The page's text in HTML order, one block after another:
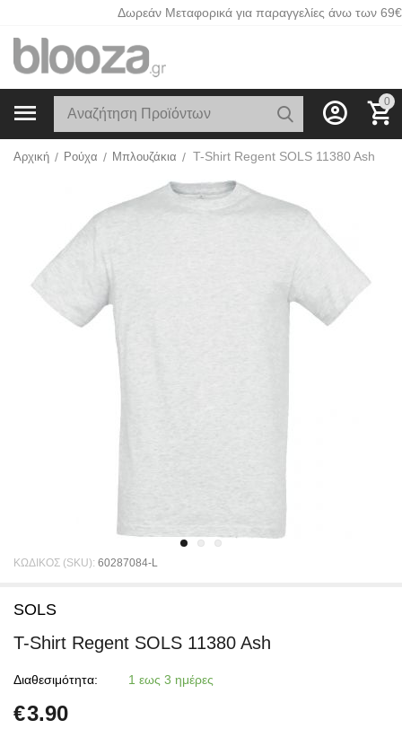
Δωρεάν Μεταφορικά για παραγγελίες άνω των 69€
0
Αρχική / Ρούχα / Μπλουζάκια / T-Shirt Regent SOLS 11380 Ash
ΚΩΔΙΚΟΣ (SKU): 60287084-L
SOLS
T-Shirt Regent SOLS 11380 Ash
Διαθεσιμότητα: 1 εως 3 ημέρες
€3.90